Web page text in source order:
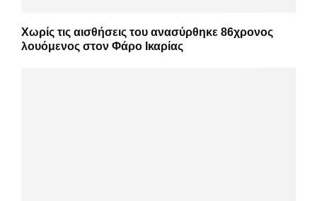
Χωρίς τις αισθήσεις του ανασύρθηκε 86χρονος
λουόμενος στον Φάρο Ικαρίας